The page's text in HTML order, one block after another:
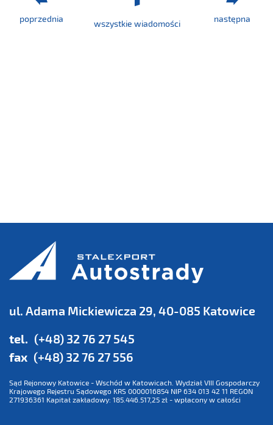
poprzednia wszystkie wiadomości następna
ul. Adama Mickiewicza 29, 40-085 Katowice
tel. (+48) 32 76 27 545
fax (+48) 32 76 27 556
Sąd Rejonowy Katowice - Wschód w Katowicach. Wydział VIII Gospodarczy
Krajowego Rejestru Sądowego KRS 0000016854 NIP 634 013 42 11 REGON
271936361 Kapitał zakładowy: 185.446.517,25 zł - wpłacony w całości